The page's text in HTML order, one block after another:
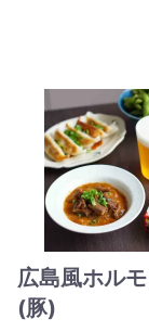
広島風ホル
(豚)